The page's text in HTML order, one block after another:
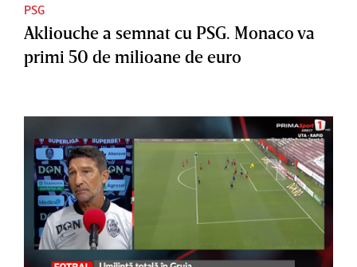
PSG
Akliouche a semnat cu PSG. Monaco va
primi 50 de milioane de euro